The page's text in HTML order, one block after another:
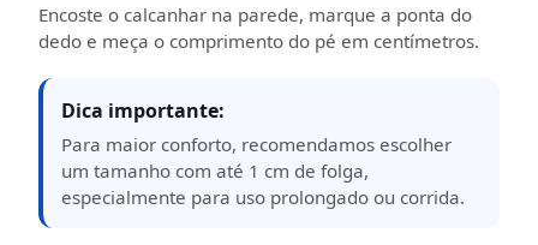
Encoste o calcanhar na parede, marque a ponta do
dedo e meça o comprimento do pé em centímetros.
Dica importante:
Para maior conforto, recomendamos escolher
um tamanho com até 1 cm de folga,
especialmente para uso prolongado ou corrida.